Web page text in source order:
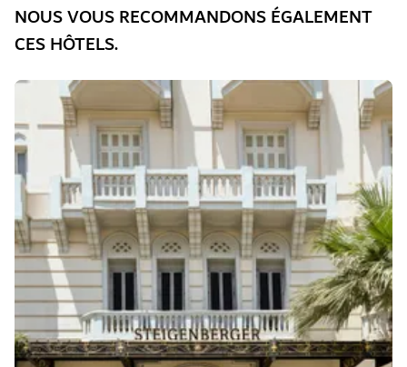
NOUS VOUS RECOMMANDONS ÉGALEMENT
CES HÔTELS.